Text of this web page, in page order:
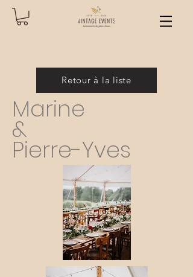
Retour à la liste
Marine
&
Pierre-Yves